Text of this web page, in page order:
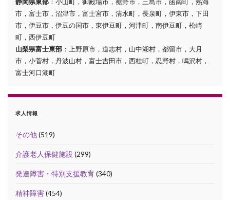
市，富士市，沼津市，富士宮市，清水町，長泉町，伊東市，下田
市，伊豆市，伊豆の国市，東伊豆町，河津町，南伊豆町，松崎
町，西伊豆町
山梨県富士東部 ：上野原市，道志村，山中湖村，都留市，大月
市，小菅村，丹波山村，富士吉田市，西桂町，忍野村，鳴沢村，
富士河口湖町
求人情報
その他(519)
介護老人保健施設 (299)
発達障害・特別支援教育(340)
精神障害(454)